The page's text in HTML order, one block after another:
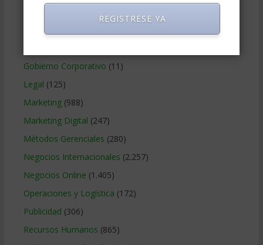
Finanzas Corporativas
Gobierno Corporativo (11)
Legal (125)
Marketing(988)
Marketing Digital (247)
Métodos Gerenciales (280)
Negocios Internacionales (2.257)
Negocios Online (1.405)
Operaciones y Logística (172)
Publicidad (306)
Recursos Humanos (865)
REGISTRESE YA